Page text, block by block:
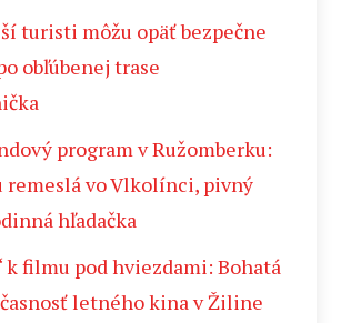
turisti môžu opäť bezpečne
obľúbenej trase
program v Ružomberku:
remeslá vo Vlkolínci, pivný
hľadačka
k filmu pod hviezdami: Bohatá
letného kina v Žiline